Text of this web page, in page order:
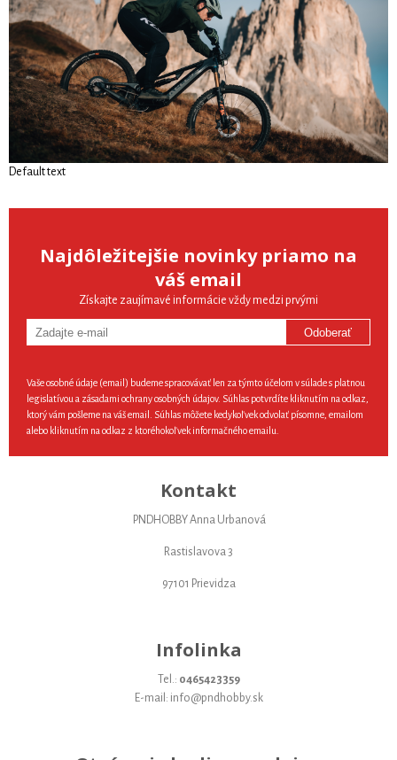
Default text
Najdôležitejšie novinky priamo na
váš email
Získajte zaujímavé informácie vždy medzi prvými
Odoberať
Vaše osobné údaje (email) budeme spracovávať len za týmto účelom v súlade s platnou
legislatívou a zásadami ochrany osobných údajov. Súhlas potvrdíte kliknutím na odkaz,
ktorý vám pošleme na váš email. Súhlas môžete kedykoľvek odvolať písomne, emailom
alebo kliknutím na odkaz z ktoréhokoľvek informačného emailu.
Kontakt
PNDHOBBY Anna Urbanová
Rastislavova 3
97101 Prievidza
Infolinka
Tel.: 0465423359
E-mail: info@pndhobby.sk